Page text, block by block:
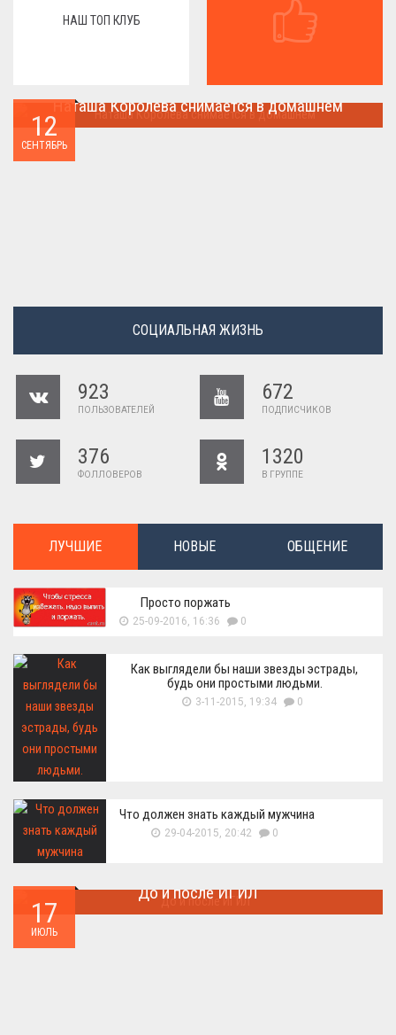
НАШ ТОП КЛУБ
12
СЕНТЯБРЬ
Наташа Королева снимается в домашнем
СОЦИАЛЬНАЯ ЖИЗНЬ
923
ПОЛЬЗОВАТЕЛЕЙ
672
ПОДПИСЧИКОВ
376
ФОЛЛОВЕРОВ
1320
В ГРУППЕ
ЛУЧШИЕ НОВЫЕ ОБЩЕНИЕ
Просто поржать
25-09-2016, 16:36 0
Как выглядели бы наши звезды эстрады,
будь они простыми людьми.
3-11-2015, 19:34 0
Что должен знать каждый мужчина
29-04-2015, 20:42 0
17
ИЮЛЬ
До и после ИГИЛ